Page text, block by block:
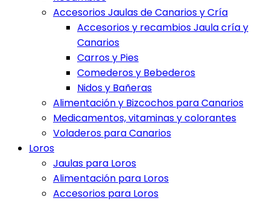
Accesorios Jaulas de Canarios y Cría
Accesorios y recambios Jaula cría y
Canarios
Carros y Pies
Comederos y Bebederos
Nidos y Bañeras
Alimentación y Bizcochos para Canarios
Medicamentos, vitaminas y colorantes
Voladeros para Canarios
Loros
Jaulas para Loros
Alimentación para Loros
Accesorios para Loros